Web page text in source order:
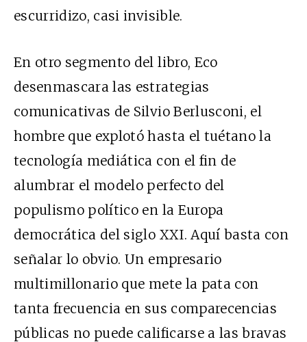
escurridizo, casi invisible.
En otro segmento del libro, Eco
desenmascara las estrategias
comunicativas de Silvio Berlusconi, el
hombre que explotó hasta el tuétano la
tecnología mediática con el fin de
alumbrar el modelo perfecto del
populismo político en la Europa
democrática del siglo XXI. Aquí basta con
señalar lo obvio. Un empresario
multimillonario que mete la pata con
tanta frecuencia en sus comparecencias
públicas no puede calificarse a las bravas